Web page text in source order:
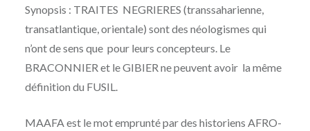
Synopsis : TRAITES NEGRIERES (transsaharienne,
transatlantique, orientale) sont des néologismes qui
n’ont de sens que pour leurs concepteurs. Le
BRACONNIER et le GIBIER ne peuvent avoir la même
définition du FUSIL.
MAAFA est le mot emprunté par des historiens AFRO-